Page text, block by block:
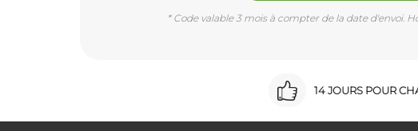
* Code valable 3 mois à compter de la date d'envoi.
14 JOURS POUR